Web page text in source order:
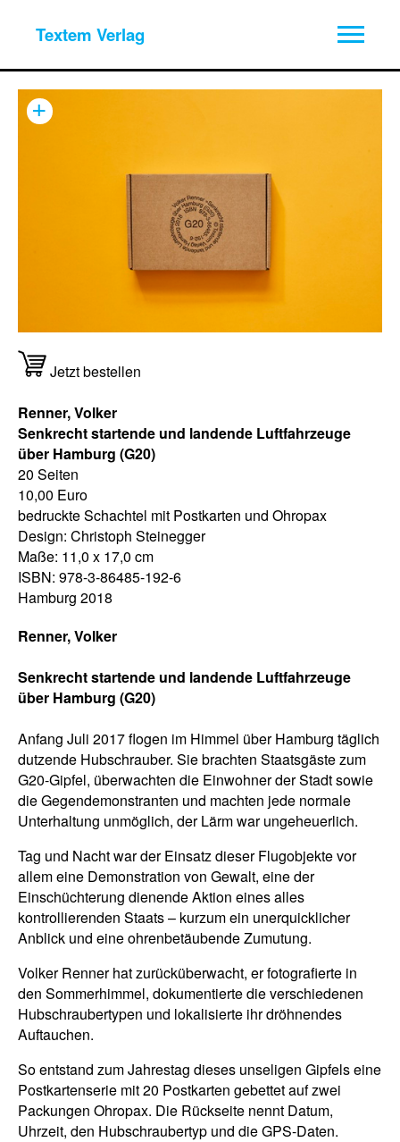
Textem Verlag
+
Renner, Volker
Senkrecht startende und landende Luftfahrzeuge
über Hamburg (G20)
Anfang Juli 2017 flogen im Himmel über Hamburg täglich
dutzende Hubschrauber. Sie brachten Staatsgäste zum
G20-Gipfel, überwachten die Einwohner der Stadt sowie
die Gegendemonstranten und machten jede normale
Unterhaltung unmöglich, der Lärm war ungeheuerlich.
Tag und Nacht war der Einsatz dieser Flugobjekte vor
allem eine Demonstration von Gewalt, eine der
Einschüchterung dienende Aktion eines alles
kontrollierenden Staats – kurzum ein unerquicklicher
Anblick und eine ohrenbetäubende Zumutung.
Volker Renner hat zurücküberwacht, er fotografierte in
den Sommerhimmel, dokumentierte die verschiedenen
Hubschraubertypen und lokalisierte ihr dröhnendes
Auftauchen.
So entstand zum Jahrestag dieses unseligen Gipfels eine
Postkartenserie mit 20 Postkarten gebettet auf zwei
Packungen Ohropax. Die Rückseite nennt Datum,
Uhrzeit, den Hubschraubertyp und die GPS-Daten.
Jetzt bestellen
Renner, Volker
Senkrecht startende und landende Luftfahrzeuge
über Hamburg (G20)
20 Seiten
10,00 Euro
bedruckte Schachtel mit Postkarten und Ohropax
Design: Christoph Steinegger
Maße: 11,0 x 17,0 cm
ISBN: 978-3-86485-192-6
Hamburg 2018